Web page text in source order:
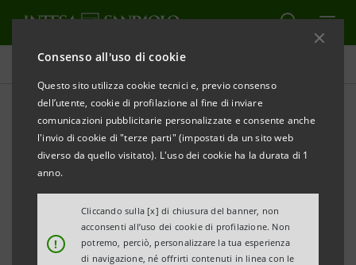
Consenso all'uso di cookie
Questo sito utilizza cookie tecnici e, previo consenso
dell’utente, cookie di profilazione al fine di inviare
comunicazioni pubblicitarie personalizzate e consente anche
l'invio di cookie di "terze parti" (impostati da un sito web
diverso da quello visitato). L'uso dei cookie ha la durata di 1
anno.
!
Cliccando sulla [x] di chiusura del banner, non
acconsenti all’uso dei cookie di profilazione. Non
potremo, perciò, personalizzare la tua esperienza
di navigazione, né offrirti contenuti in linea con le
Tutti i progetti
EDUCAZIONE
Un nuovo Master per la
sicurezza sul lavoro